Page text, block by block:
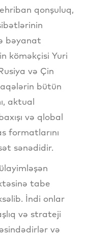
qonşuluq,
bəyanat
köməkçisi Yuri
və Çin
bütün
aktual
və qlobal
formatlarını
sənədidir.
tabe
İndi onlar
və strateji
və